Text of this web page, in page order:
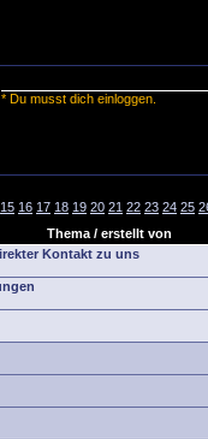
* Du musst dich einloggen.
15 16 17 18 19 20 21 22 23 24 25
Thema / erstellt von
Kontakt zu uns